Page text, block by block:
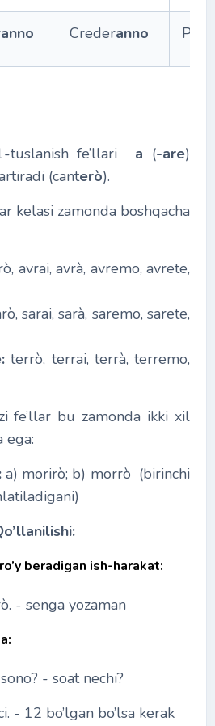
anno Crederanno
fe’llari а (-are)
(canterò).
zamonda boshqacha
avrai, avrà, avremo, avrete,
sarai, sarà, saremo, sarete,
terrò, terrai, terrà, terremo,
bu zamonda ikki xil
ega:
a) morirò; b) morrò (birinchi
beradigan ish-harakat:
- senga yozaman
- soat nechi?
- 12 bo’lgan bo’lsa kerak